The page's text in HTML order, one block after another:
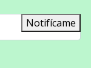
Notifícame